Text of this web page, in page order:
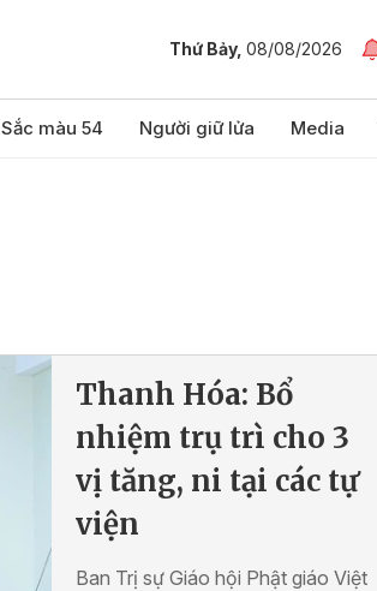
Thứ Bảy, 08/08/2026
Sắc màu 54 Người giữ lửa Media
Thanh Hóa: Bổ
nhiệm trụ trì cho 3
vị tăng, ni tại các tự
viện
Ban Trị sự Giáo hội Phật giáo Việt